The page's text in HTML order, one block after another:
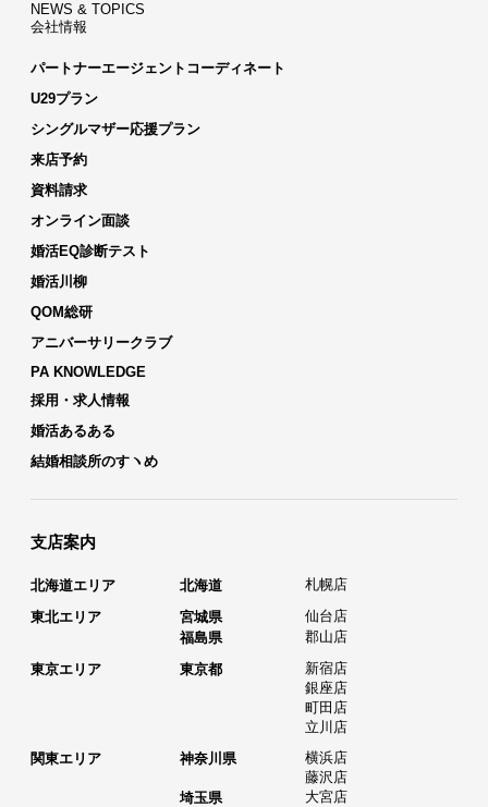
NEWS & TOPICS
会社情報
パートナーエージェントコーディネート
U29プラン
シングルマザー応援プラン
来店予約
資料請求
オンライン面談
婚活EQ診断テスト
婚活川柳
QOM総研
アニバーサリークラブ
PA KNOWLEDGE
採用・求人情報
婚活あるある
結婚相談所のすヽめ
支店案内
北海道エリア 北海道
札幌店
東北エリア
宮城県
仙台店
福島県
郡山店
東京エリア
東京都
新宿店
銀座店
町田店
立川店
関東エリア
神奈川県
横浜店
藤沢店
埼玉県
大宮店